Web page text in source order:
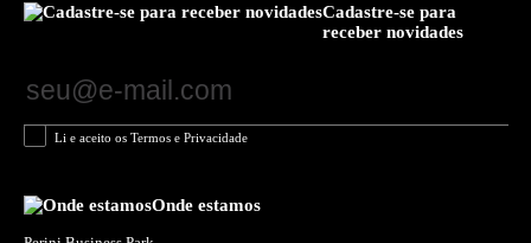
Cadastre-se para
receber novidades
Li e aceito os Termos e Privacidade
Onde estamos